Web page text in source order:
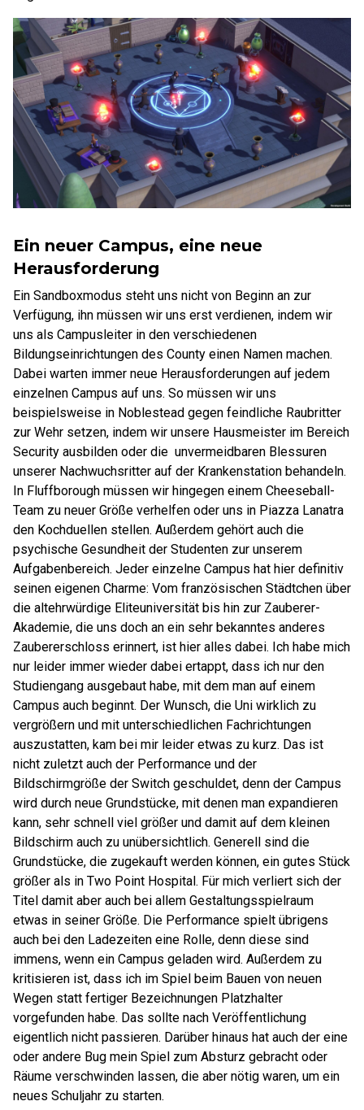
Ein neuer Campus, eine neue
Herausforderung
Ein Sandboxmodus steht uns nicht von Beginn an zur
Verfügung, ihn müssen wir uns erst verdienen, indem wir
uns als Campusleiter in den verschiedenen
Bildungseinrichtungen des County einen Namen machen.
Dabei warten immer neue Herausforderungen auf jedem
einzelnen Campus auf uns. So müssen wir uns
beispielsweise in Noblestead gegen feindliche Raubritter
zur Wehr setzen, indem wir unsere Hausmeister im Bereich
Security ausbilden oder die unvermeidbaren Blessuren
unserer Nachwuchsritter auf der Krankenstation behandeln.
In Fluffborough müssen wir hingegen einem Cheeseball-
Team zu neuer Größe verhelfen oder uns in Piazza Lanatra
den Kochduellen stellen. Außerdem gehört auch die
psychische Gesundheit der Studenten zur unserem
Aufgabenbereich. Jeder einzelne Campus hat hier definitiv
seinen eigenen Charme: Vom französischen Städtchen über
die altehrwürdige Eliteuniversität bis hin zur Zauberer-
Akademie, die uns doch an ein sehr bekanntes anderes
Zaubererschloss erinnert, ist hier alles dabei. Ich habe mich
nur leider immer wieder dabei ertappt, dass ich nur den
Studiengang ausgebaut habe, mit dem man auf einem
Campus auch beginnt. Der Wunsch, die Uni wirklich zu
vergrößern und mit unterschiedlichen Fachrichtungen
auszustatten, kam bei mir leider etwas zu kurz. Das ist
nicht zuletzt auch der Performance und der
Bildschirmgröße der Switch geschuldet, denn der Campus
wird durch neue Grundstücke, mit denen man expandieren
kann, sehr schnell viel größer und damit auf dem kleinen
Bildschirm auch zu unübersichtlich. Generell sind die
Grundstücke, die zugekauft werden können, ein gutes Stück
größer als in Two Point Hospital. Für mich verliert sich der
Titel damit aber auch bei allem Gestaltungsspielraum
etwas in seiner Größe. Die Performance spielt übrigens
auch bei den Ladezeiten eine Rolle, denn diese sind
immens, wenn ein Campus geladen wird. Außerdem zu
kritisieren ist, dass ich im Spiel beim Bauen von neuen
Wegen statt fertiger Bezeichnungen Platzhalter
vorgefunden habe. Das sollte nach Veröffentlichung
eigentlich nicht passieren. Darüber hinaus hat auch der eine
oder andere Bug mein Spiel zum Absturz gebracht oder
Räume verschwinden lassen, die aber nötig waren, um ein
neues Schuljahr zu starten.